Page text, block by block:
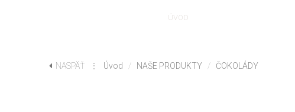
ÚVOD
NASPÄŤ ⋮ Úvod / NAŠE PRODUKTY / ČOKOLÁDY